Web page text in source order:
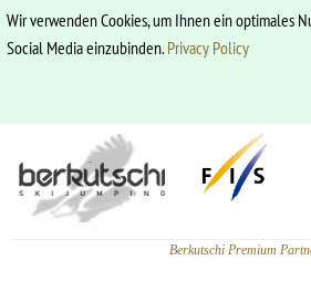
Wir verwenden Cookies, um Ihnen ein optimales
Social Media einzubinden.Privacy Policy
Berkutschi Premium